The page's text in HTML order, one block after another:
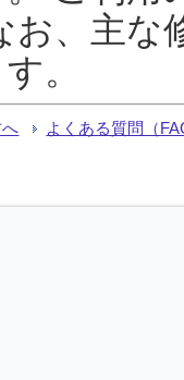
お、主な
。
よくある質問（